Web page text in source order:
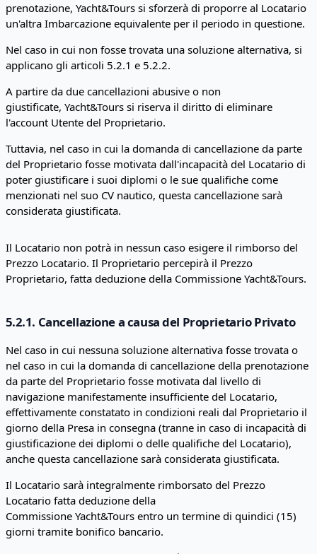
prenotazione, Yacht&Tours si sforzerà di proporre al Locatario
un'altra Imbarcazione equivalente per il periodo in questione.
Nel caso in cui non fosse trovata una soluzione alternativa, si
applicano gli articoli 5.2.1 e 5.2.2.
A partire da due cancellazioni abusive o non
giustificate, Yacht&Tours si riserva il diritto di eliminare
l'account Utente del Proprietario.
Tuttavia, nel caso in cui la domanda di cancellazione da parte
del Proprietario fosse motivata dall'incapacità del Locatario di
poter giustificare i suoi diplomi o le sue qualifiche come
menzionati nel suo CV nautico, questa cancellazione sarà
considerata giustificata.
Il Locatario non potrà in nessun caso esigere il rimborso del
Prezzo Locatario. Il Proprietario percepirà il Prezzo
Proprietario, fatta deduzione della Commissione Yacht&Tours.
5.2.1. Cancellazione a causa del Proprietario Privato
Nel caso in cui nessuna soluzione alternativa fosse trovata o
nel caso in cui la domanda di cancellazione della prenotazione
da parte del Proprietario fosse motivata dal livello di
navigazione manifestamente insufficiente del Locatario,
effettivamente constatato in condizioni reali dal Proprietario il
giorno della Presa in consegna (tranne in caso di incapacità di
giustificazione dei diplomi o delle qualifiche del Locatario),
anche questa cancellazione sarà considerata giustificata.
Il Locatario sarà integralmente rimborsato del Prezzo
Locatario fatta deduzione della
Commissione Yacht&Tours entro un termine di quindici (15)
giorni tramite bonifico bancario.